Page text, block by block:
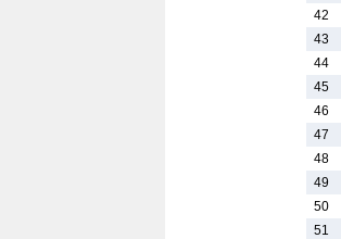
42
43
44
45
46
47
48
49
50
51